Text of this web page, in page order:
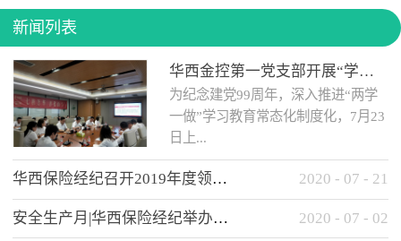
新闻列表
华西金控第一党支部开展“学党史 知党情 做合格党员”主题教育工作会
为纪念建党99周年，深入推进“两学
一做”学习教育常态化制度化，7月23
日上...
午，华西金控第一党支部举办了“学
党史、知党情、...
华西保险经纪召开2019年度领导班子述职考核工作会 2020 - 07 - 21
安全生产月|华西保险经纪举办应急消防安全知识培训 2020 - 07 - 02